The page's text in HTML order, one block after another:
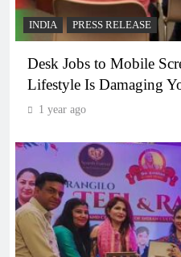
INDIA PRESS RELEASE
Desk Jobs to Mobile
Lifestyle Is Damaging
1 year ago